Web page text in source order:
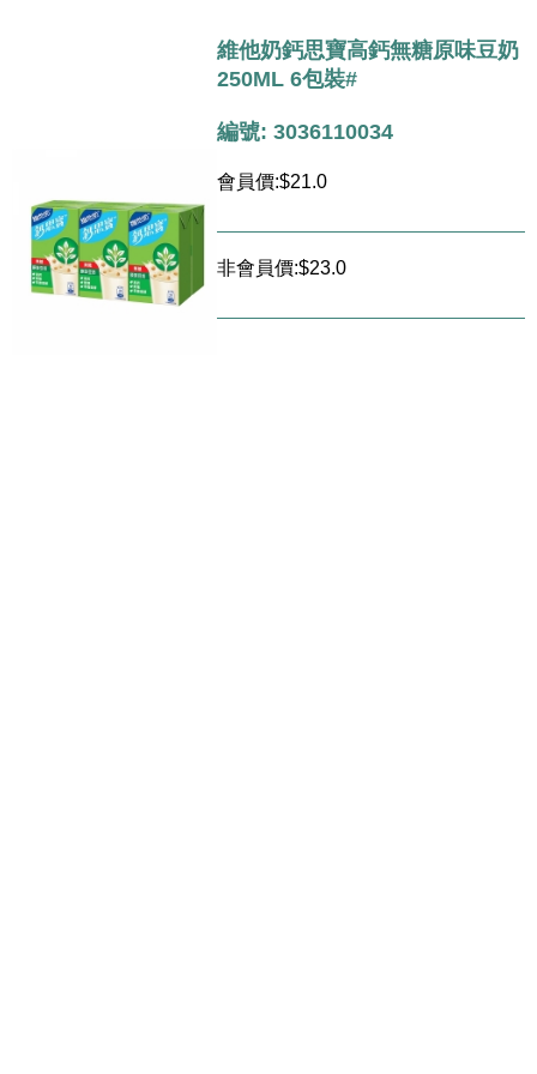
維他奶鈣思寶高鈣無糖原味豆奶
250ML 6包裝#
編號: 3036110034
會員價:$21.0
非會員價:$23.0